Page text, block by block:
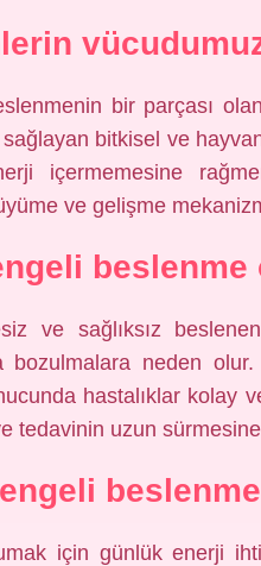
bir parçası
bitkisel ve
içermemesine
ve gelişme
ve sağlıksız
bozulmalara neden olur.
hastalıklar kolay
tedavinin uzun
için günlük enerji